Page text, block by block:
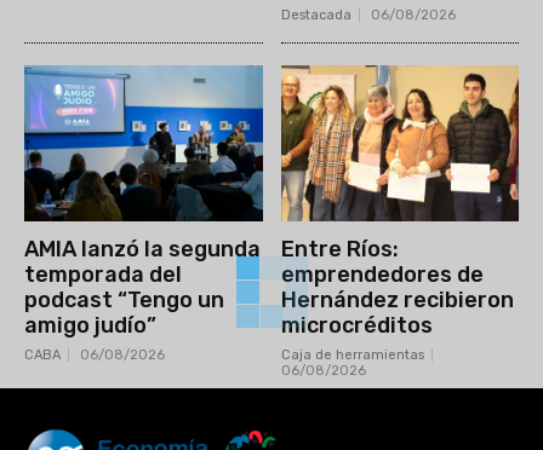
Destacada 06/08/2026
AMIA lanzó la segunda
temporada del
podcast “Tengo un
amigo judío”
CABA 06/08/2026
Entre Ríos:
emprendedores de
Hernández recibieron
microcréditos
Caja de herramientas
06/08/2026